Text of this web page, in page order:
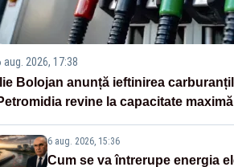
aug. 2026, 17:38
Bolojan anunță ieftinirea
revine la capacitate maximă
6 aug. 2026, 15:36
Cum se va întrerupe energia